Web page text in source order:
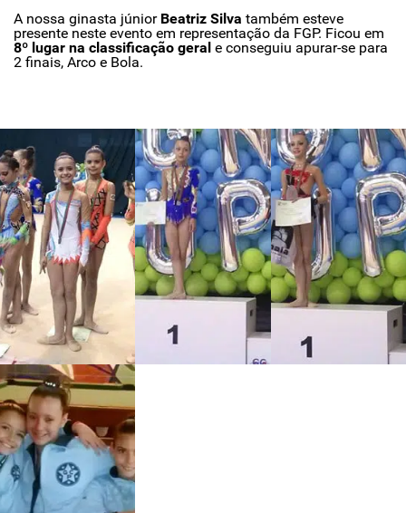
A nossa ginasta júnior Beatriz Silva também esteve
presente neste evento em representação da FGP. Ficou em
8º lugar na classificação geral e conseguiu apurar-se para
2 finais, Arco e Bola.